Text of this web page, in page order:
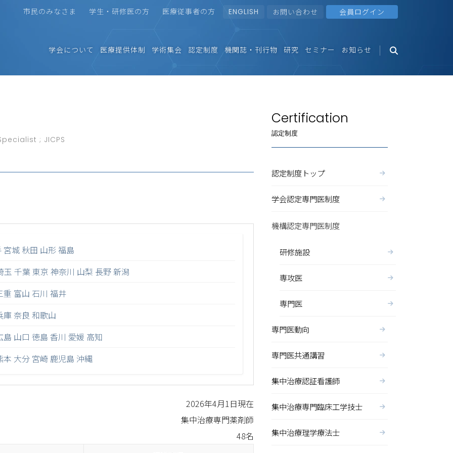
市民のみなさま 学生・研修医の方 医療従事者の方 ENGLISH お問い合わせ 会員ログイン
学会について 医療提供体制 学術集会 認定制度 機関誌・刊行物 研究 セミナー お知らせ
; JICPS
宮城 秋田 山形福島
玉 千葉 東京 神奈川 山梨 長野新潟
重 富山 石川 福井
庫 奈良 和歌山
島 山口 徳島 香川 愛媛 高知
本 大分 宮崎 鹿児島 沖縄
2026年4月1日現在
集中治療専門薬剤師
48名
Certification
認定制度
認定制度トップ
学会認定専門医制度
機構認定専門医制度
研修施設
専攻医
専門医
専門医動向
専門医共通講習
集中治療認証看護師
集中治療専門臨床工学技士
集中治療理学療法士